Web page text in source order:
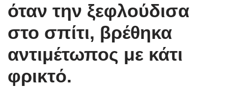
όταν την ξεφλούδισα
στο σπίτι, βρέθηκα
αντιμέτωπος με κάτι
φρικτό.